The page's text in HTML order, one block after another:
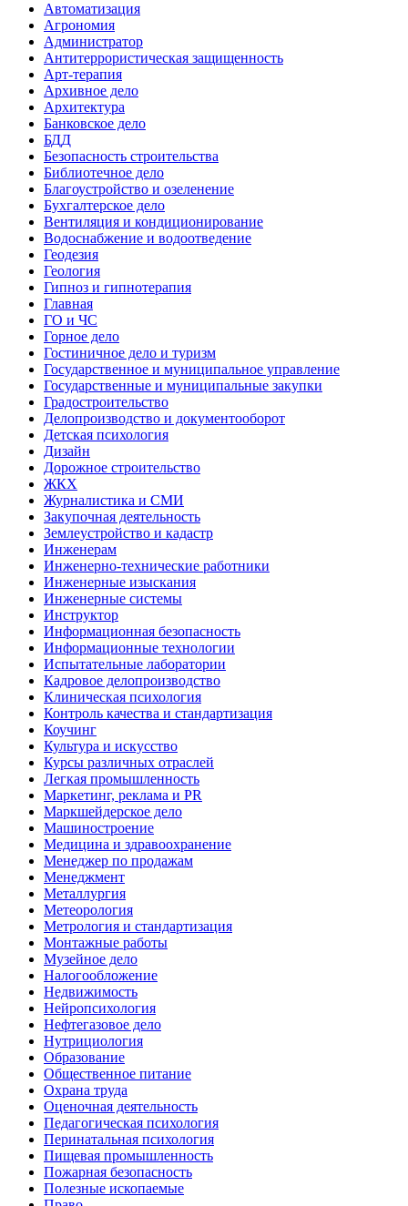
Автоматизация
Агрономия
Администратор
Антитеррористическая защищенность
Арт-терапия
Архивное дело
Архитектура
Банковское дело
БДД
Безопасность строительства
Библиотечное дело
Благоустройство и озеленение
Бухгалтерское дело
Вентиляция и кондиционирование
Водоснабжение и водоотведение
Геодезия
Геология
Гипноз и гипнотерапия
Главная
ГО и ЧС
Горное дело
Гостиничное дело и туризм
Государственное и муниципальное управление
Государственные и муниципальные закупки
Градостроительство
Делопроизводство и документооборот
Детская психология
Дизайн
Дорожное строительство
ЖКХ
Журналистика и СМИ
Закупочная деятельность
Землеустройство и кадастр
Инженерам
Инженерно-технические работники
Инженерные изыскания
Инженерные системы
Инструктор
Информационная безопасность
Информационные технологии
Испытательные лаборатории
Кадровое делопроизводство
Клиническая психология
Контроль качества и стандартизация
Коучинг
Культура и искусство
Курсы различных отраслей
Легкая промышленность
Маркетинг, реклама и PR
Маркшейдерское дело
Машиностроение
Медицина и здравоохранение
Менеджер по продажам
Менеджмент
Металлургия
Метеорология
Метрология и стандартизация
Монтажные работы
Музейное дело
Налогообложение
Недвижимость
Нейропсихология
Нефтегазовое дело
Нутрициология
Образование
Общественное питание
Охрана труда
Оценочная деятельность
Педагогическая психология
Перинатальная психология
Пищевая промышленность
Пожарная безопасность
Полезные ископаемые